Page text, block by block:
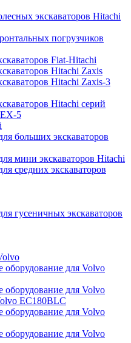
экскаваторов Hitachi
погрузчиков
Fiat-Hitachi
Hitachi Zaxis
Hitachi Zaxis-3
Hitachi серий
5
больших экскаваторов
мини экскаваторов Hitachi
средних экскаваторов
гусеничных экскаваторов
оборудование для Volvo
оборудование для Volvo
EC180BLC
оборудование для Volvo
оборудование для Volvo